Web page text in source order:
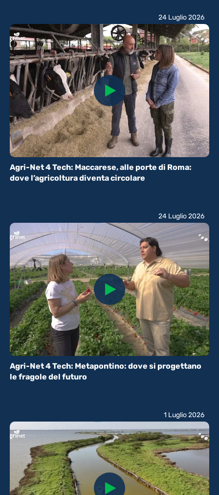
Agri-Net 4 Tech: Maccarese, alle porte di Roma:
dove l’agricoltura diventa circolare
24 Luglio 2026
Agri-Net 4 Tech: Metapontino: dove si progettano
le fragole del futuro
24 Luglio 2026
1 Luglio 2026